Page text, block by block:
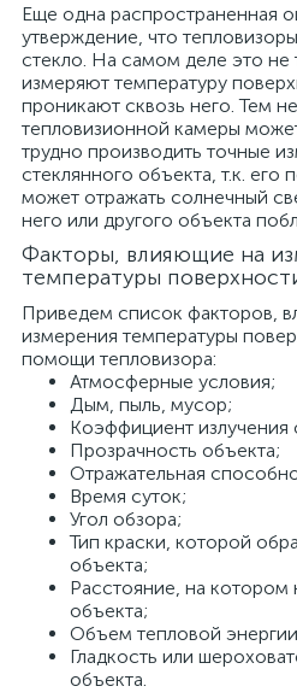
Еще одна распространенная
утверждение, что
стекло. На самом деле это не
измеряют температуру
проникают сквозь него. Тем
тепловизионной камеры
трудно производить точные
стеклянного объекта, т.к. его
может отражать солнечный
него или другого объекта
Факторы, влияющие на
температуры
Приведем список факторов,
измерения температуры
помощи тепловизора:
Атмосферные условия;
Дым, пыль, мусор;
Коэффициент излучения
Прозрачность объекта;
Отражательная
Время суток;
Угол обзора;
Тип краски, которой
объекта;
Расстояние, на котором
объекта;
Объем тепловой
Гладкость или
объекта.